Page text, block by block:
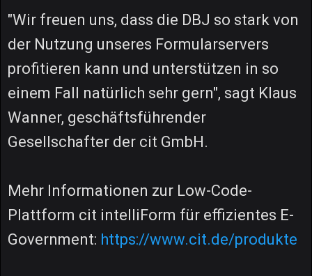
"Wir freuen uns, dass die DBJ so stark von
der Nutzung unseres Formularservers
profitieren kann und unterstützen in so
einem Fall natürlich sehr gern", sagt Klaus
Wanner, geschäftsführender
Gesellschafter der cit GmbH.
Mehr Informationen zur Low-Code-
Plattform cit intelliForm für effizientes E-
Government: https://www.cit.de/produkte